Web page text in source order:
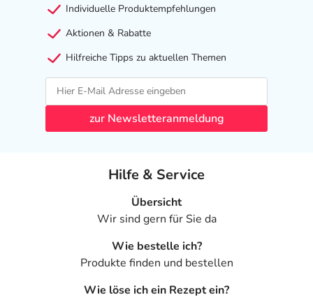
Individuelle Produktempfehlungen
Aktionen & Rabatte
Hilfreiche Tipps zu aktuellen Themen
zur Newsletteranmeldung
Hilfe & Service
Übersicht
Wir sind gern für Sie da
Wie bestelle ich?
Produkte finden und bestellen
Wie löse ich ein Rezept ein?